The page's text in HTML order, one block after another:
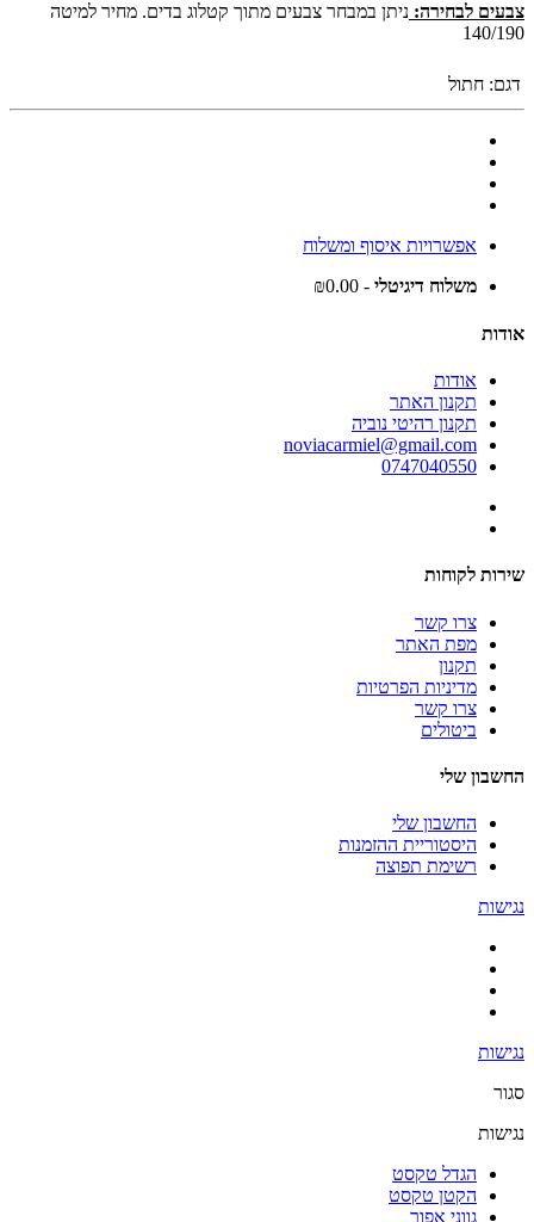
צבעים לבחירה: ניתן במבחר צבעים מתוך קטלוג בדים. מחיר למיטה
140/190
דגם: חתול
אפשרויות איסוף ומשלוח
משלוח דיגיטלי - ₪0.00
אודות
אודות
תקנון האתר
תקנון רהיטי נוביה
noviacarmiel@gmail.com
0747040550
שירות לקוחות
צרו קשר
מפת האתר
תקנון
מדיניות הפרטיות
צרו קשר
ביטולים
החשבון שלי
החשבון שלי
היסטוריית ההזמנות
רשימת תפוצה
נגישות
נגישות
סגור
נגישות
הגדל טקסט
הקטן טקסט
גווני אפור